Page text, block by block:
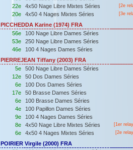
22e
4x50 Nage Libre Mixtes Séries [2e
20e 4x50 4 Nages Mixtes Séries [3e
PICCHEDDA Karine (1974) FRA
56e
100 Nage Libre Dames Séries
53e
250 Nage Libre Dames Séries
46e
100 4 Nages Dames Séries
PIERREJEAN Tiffany (2003) FRA
5e
500 Nage Libre Dames Séries
12e
50 Dos Dames Séries
6e
100 Dos Dames Séries
17e
50 Brasse Dames Séries
6e
100 Brasse Dames Séries
4e
100 Papillon Dames Séries
9e
100 4 Nages Dames Séries
8e
4x50 Nage Libre Mixtes Séries [1er
6e 4x50 4 Nages Mixtes Séries [2e
POIRIER Virgile (2000) FRA